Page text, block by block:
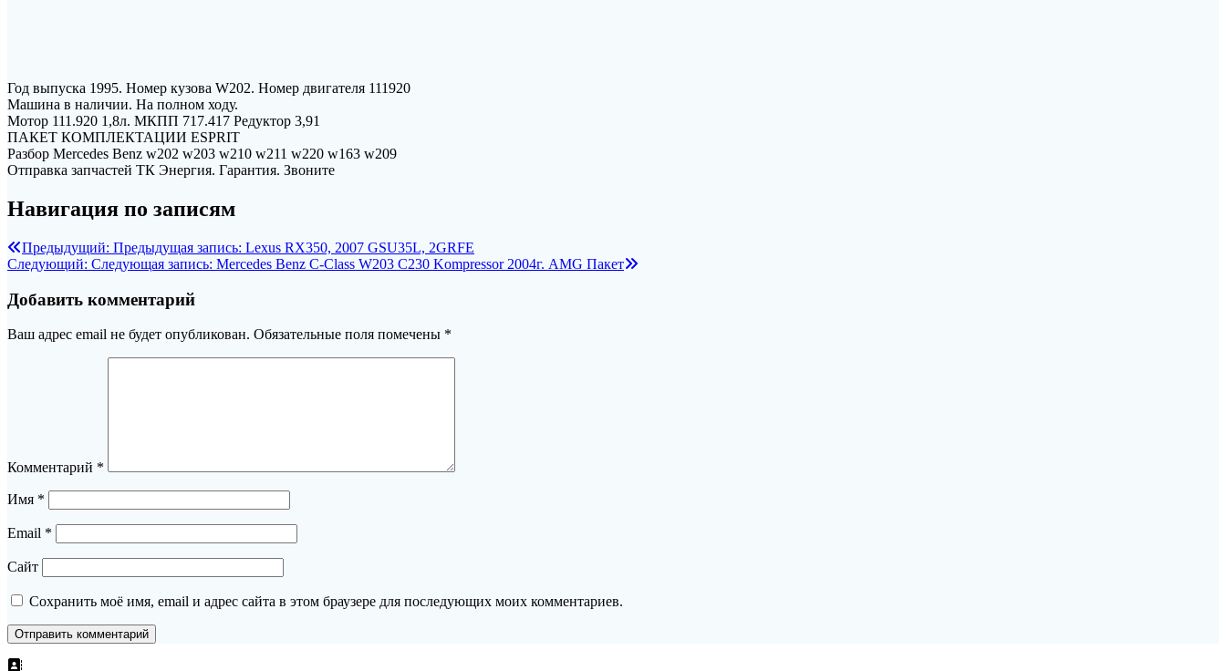
Год выпуска 1995. Номер кузова W202. Номер двигателя 111920
Машина в наличии. На полном ходу.
Мотор 111.920 1,8л. МКПП 717.417 Редуктор 3,91
ПАКЕТ КОМПЛЕКТАЦИИ ESPRIT
Разбор Mercedes Benz w202 w203 w210 w211 w220 w163 w209
Отправка запчастей ТК Энергия. Гарантия. Звоните
Навигация по записям
Предыдущий: Предыдущая запись: Lexus RX350, 2007 GSU35L, 2GRFE
Следующий: Следующая запись: Mercedes Benz C-Class W203 C230 Kompressor 2004г. AMG Пакет
Добавить комментарий
Ваш адрес email не будет опубликован. Обязательные поля помечены *
Комментарий *
Имя *
Email *
Сайт
Сохранить моё имя, email и адрес сайта в этом браузере для последующих моих комментариев.